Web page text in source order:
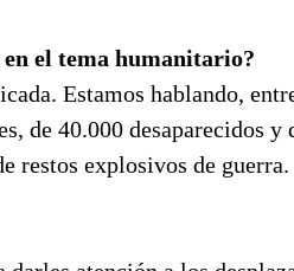
en el tema humanitario?
Estamos hablando,
de 40.000 desaparecidos y
restos explosivos de guerra.